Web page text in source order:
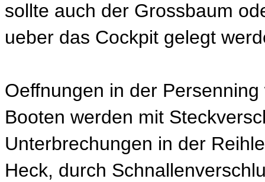
sollte auch der Grossbaum
ueber das Cockpit gelegt
Oeffnungen in der
Booten werden mit
Unterbrechungen in der
Heck, durch